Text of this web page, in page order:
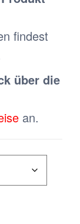
findest
über die
an.